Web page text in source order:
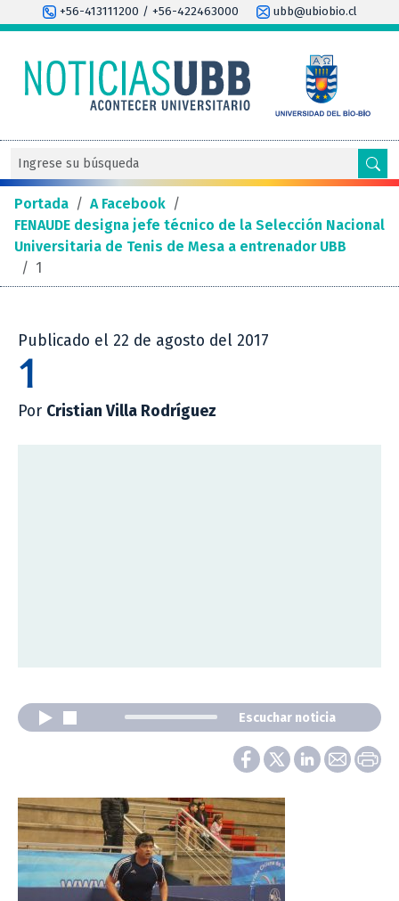
+56-413111200 / +56-422463000 ubb@ubiobio.cl
Portada / A Facebook /
FENAUDE designa jefe técnico de la Selección Nacional
Universitaria de Tenis de Mesa a entrenador UBB
/ 1
Publicado el 22 de agosto del 2017
1
Por Cristian Villa Rodríguez
Escuchar noticia